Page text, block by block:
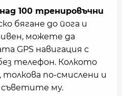
100 тренировъчни
бягане до йога и
можете да
GPS навигация с
телефон. Колкото
толкова по-смислени и
му.